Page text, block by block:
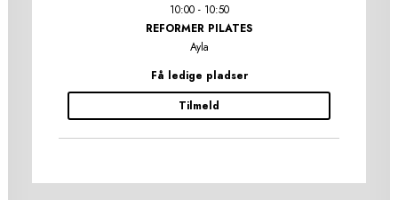
10:00 - 10:50
REFORMER PILATES
Ayla
Få ledige pladser
Tilmeld